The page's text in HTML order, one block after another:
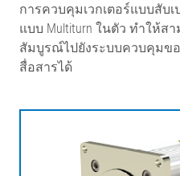
การควบคุมเวกเตอร์แบบสับ
แบบ Multiturn ในตัว ทำให้ส
สัมบูรณ์ไปยังระบบควบคุมข
สื่อสารได้